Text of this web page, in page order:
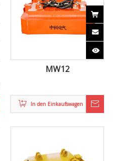
MW12
In den Einkaufswagen